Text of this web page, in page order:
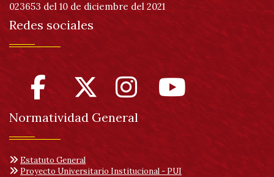
023653 del 10 de diciembre del 2021
Redes sociales
Normatividad General
Estatuto General
Proyecto Universitario Institucional - PUI